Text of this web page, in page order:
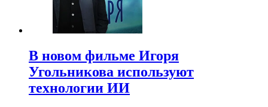
В новом фильме Игоря
Угольникова используют
технологии ИИ